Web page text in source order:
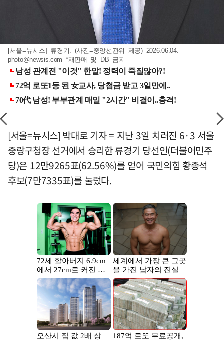
[서울=뉴시스] 류경기. (사진=중앙선관위 제공) 2026.06.04.
photo@newsis.com *재판매 및 DB 금지
[서울=뉴시스] 박대로 기자 = 지난 3일 치러진 6·3 서울
중랑구청장 선거에서 승리한 류경기 당선인(더불어민주
당)은 12만9265표(62.56%)를 얻어 국민의힘 황종석
후보(7만7335표)를 눌렀다.